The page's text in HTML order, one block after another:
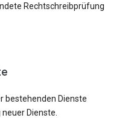
Rechtschreibprüfung
bestehenden Dienste
Dienste.